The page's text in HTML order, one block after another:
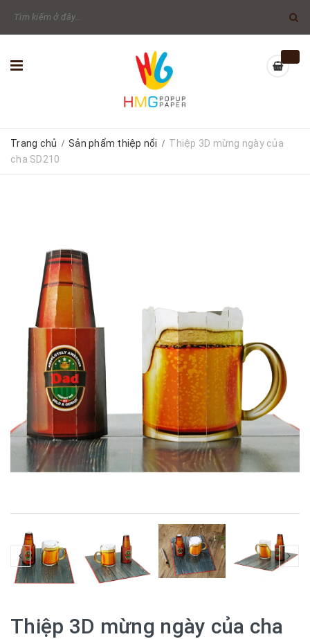
Trang chủ / Sản phẩm thiệp nổi / Thiệp 3D mừng ngày của
cha SD210
Thiệp 3D mừng ngày của cha